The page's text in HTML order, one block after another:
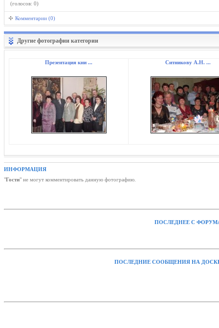
(голосов: 0)
Комментарии (0)
Другие фотографии категории
Презентация кни ... Ситникову А.Н. ...
ИНФОРМАЦИЯ
"Гости" не могут комментировать данную фотографию.
ПОСЛЕДНЕЕ С
ПОСЛЕДНИЕ СООБЩЕНИЯ НА